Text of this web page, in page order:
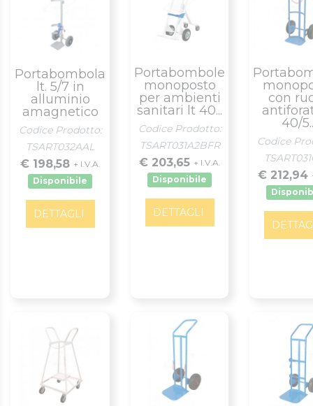
Portabombola
lt. 5/7 in
alluminio
amagnetico
Codice Prodotto:
TSART032AAL
€ 198,58 + I.V.A.
Disponibile
DETTAGLI
Portabombole
monoposto
per ambienti
sanitari lt 40...
Codice Prodotto:
TSART031A2BFR
€ 203,65 + I.V.A.
Disponibile
DETTAGLI
con
40/
Codice
€ 212,94